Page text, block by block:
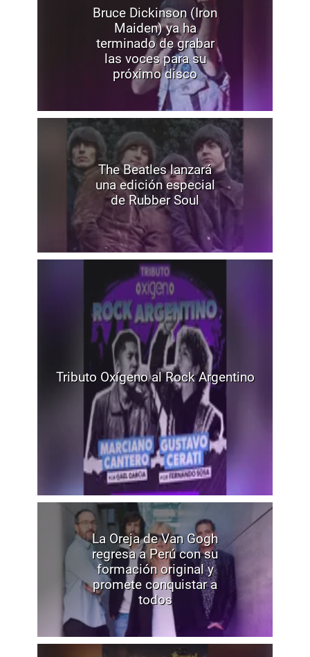
Bruce Dickinson (Iron
Maiden) ya ha
terminado de grabar
las voces para su
próximo disco
The Beatles lanzará
una edición especial
de Rubber Soul
Tributo Oxígeno al Rock Argentino
La Oreja de Van Gogh
regresa a Perú con su
formación original y
promete conquistar a
todos